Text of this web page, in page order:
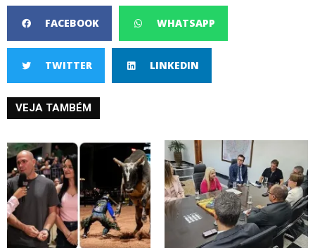
FACEBOOK WHATSAPP
TWITTER LINKEDIN
VEJA TAMBÉM